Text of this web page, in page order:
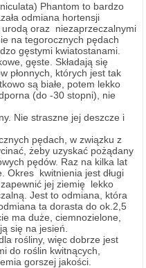
Phantom to bardzo
odmiana hortensji
oraz niezaprzeczalnymi
na tegorocznych pędach
gęstymi kwiatostanami.
gęste. Składają się
płonnych, których jest tak
są białe, potem lekko
(do -30 stopni), nie
Nie straszne jej deszcze i
pędach, w związku z
żeby uzyskać pożądany
pędów. Raz na kilka lat
Okres kwitnienia jest długi
jej ziemię lekko
Jest to odmiana, która
ta dorasta do ok.2,5
ma duże, ciemnozielone,
się na jesień.
rośliny, więc dobrze jest
do roślin kwitnących,
gorszej jakości.